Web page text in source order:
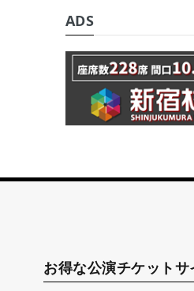
ADS
お得な公演チケットサ